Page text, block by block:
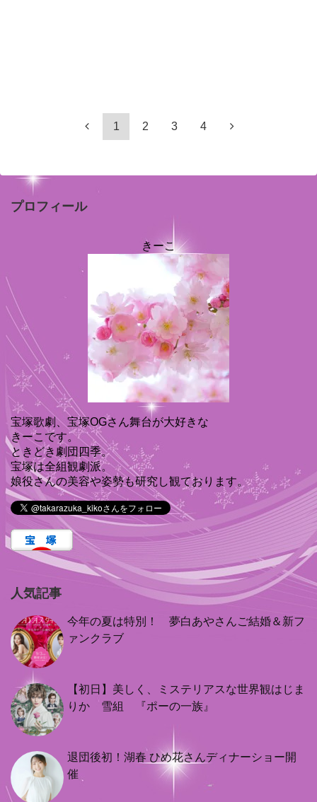
1 2 3 4
プロフィール
きーこ
宝塚歌劇、宝塚OGさん舞台が大好きな
きーこです。
ときどき劇団四季。
宝塚は全組観劇派。
娘役さんの美容や姿勢も研究し観ております。
人気記事
今年の夏は特別！ 夢白あやさんご結婚＆新フ
ァンクラブ
【初日】美しく、ミステリアスな世界観はじま
りか 雪組 『ポーの一族』
退団後初！湖春 ひめ花さんディナーショー開
催